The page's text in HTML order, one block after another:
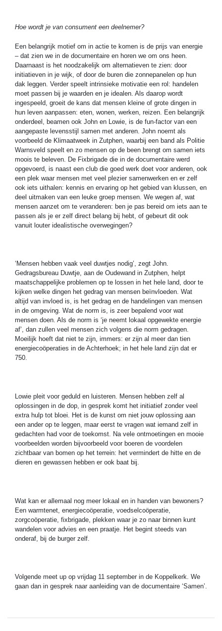
Hoe wordt je van consument een deelnemer?
Een belangrijk motief om in actie te komen is de prijs van energie
– dat zien we in de documentaire en horen we om ons heen.
Daarnaast is het noodzakelijk om alternatieven te zien: door
initiatieven in je wijk, of door de buren die zonnepanelen op hun
dak leggen. Verder speelt intrinsieke motivatie een rol: handelen
moet passen bij je waarden en je idealen. Als daarop wordt
ingespeeld, groeit de kans dat mensen kleine of grote dingen in
hun leven aanpassen: eten, wonen, werken, reizen. Een belangrijk
onderdeel, beamen ook John en Lowie, is de fun-factor van een
aangepaste levensstijl samen met anderen. John noemt als
voorbeeld de Klimaatweek in Zutphen, waarbij een band als Politie
Warnsveld speelt en zo mensen op de been brengt om samen iets
moois te beleven. De Fixbrigade die in de documentaire werd
opgevoerd, is naast een club die goed werk doet voor anderen, ook
een plek waar mensen met veel plezier samenwerken en er zelf
ook iets uithalen: kennis en ervaring op het gebied van klussen, en
deel uitmaken van een leuke groep mensen. We wegen af, wat
mensen aanzet om te veranderen: ben je pas bereid om iets aan te
passen als je er zelf direct belang bij hebt, of gebeurt dit ook
vanuit louter idealistische overwegingen?
‘Mensen hebben vaak veel duwtjes nodig’, zegt John.
Gedragsbureau Duwtje, aan de Oudewand in Zutphen, helpt
maatschappelijke problemen op te lossen in het hele land, door te
kijken welke dingen het gedrag van mensen beïnvloeden. Wat
altijd van invloed is, is het gedrag en de handelingen van mensen
in de omgeving. Wat de norm is, is zeer bepalend voor wat
mensen doen. Als de norm is ‘je neemt lokaal opgewekte energie
af’, dan zullen veel mensen zich volgens die norm gedragen.
Moeilijk hoeft dat niet te zijn, immers: er zijn al meer dan tien
energiecoöperaties in de Achterhoek; in het hele land zijn dat er
750.
Lowie pleit voor geduld en luisteren. Mensen hebben zelf al
oplossingen in de dop, in gesprek komt het initiatief zonder veel
extra hulp tot bloei. Het is de kunst om niet jouw oplossing aan
een ander op te leggen, maar eerst te vragen wat iemand zelf in
gedachten had voor de toekomst. Na vele ontmoetingen en mooie
voorbeelden worden bijvoorbeeld voor boeren de voordelen
zichtbaar van bomen op het terrein: het vermindert de hitte en de
dieren en gewassen hebben er ook baat bij.
Wat kan er allemaal nog meer lokaal en in handen van bewoners?
Een warmtenet, energiecoöperatie, voedselcoöperatie,
zorgcoöperatie, fixbrigade, plekken waar je zo naar binnen kunt
wandelen voor advies en een praatje. Het begint steeds van
onderaf, bij de burger zelf.
Volgende meet up op vrijdag 11 september in de Koppelkerk. We
gaan dan in gesprek naar aanleiding van de documentaire ‘Samen’.